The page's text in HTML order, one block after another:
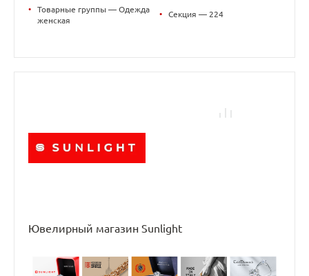
•
Товарные группы — Одежда
женская
• Секция — 224
Ювелирный магазин Sunlight